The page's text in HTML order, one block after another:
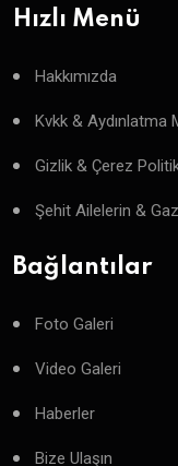
Hızlı Menü
Hakkımızda
Kvkk & Aydınlatma
Gizlik & Çerez
Şehit Ailelerin &
Bağlantılar
Foto Galeri
Video Galeri
Haberler
Bize Ulaşın